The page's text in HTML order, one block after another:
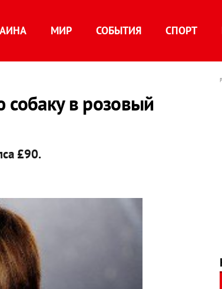
МИР СОБЫТИЯ СПОРТ
собаку в розовый
£90.